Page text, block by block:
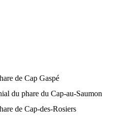
de Cap Gaspé
du phare du Cap-au-Saumon
de Cap-des-Rosiers